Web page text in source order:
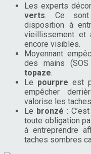
Les experts
verts . Ce
disposition à
vieillissement et
encore visibles.
Moyennant
des mains
topaze
Le pourpre est
empêcher
valorise les
Le bronzé :
toute obligation
à entreprendre
taches sombres